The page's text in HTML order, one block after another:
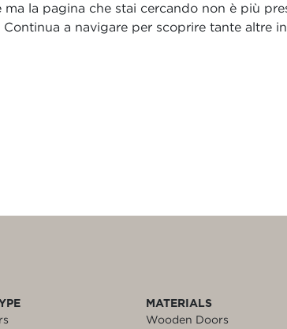
ma la pagina che stai cercando non è più
Continua a navigare per scoprire tante altre
MATERIALS
Wooden Doors